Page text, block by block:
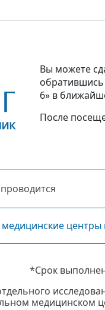
Вы можете
6» в
После
медицинские
*Срок
медицинском